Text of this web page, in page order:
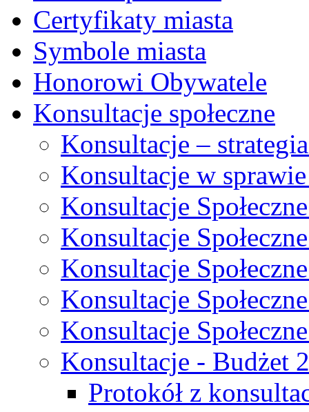
Certyfikaty miasta
Symbole miasta
Honorowi Obywatele
Konsultacje społeczne
Konsultacje –
Konsultacje w
Konsultacje
Konsultacje
Konsultacje
Konsultacje
Konsultacje
Konsultacje - Budżet
Protokół z